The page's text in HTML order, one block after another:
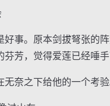
。原本剑拔弩张的阵
芳，觉得爱莲已经唾手
之下给他的一个考验